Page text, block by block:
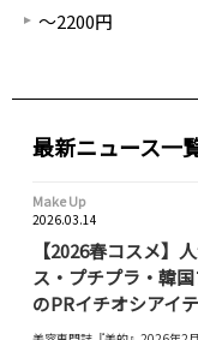
～2200円
最新ニュース一
Make Up
2026.03.14
【2026春コスメ】
ス・プチプラ・韓
のPRイチオシアイ